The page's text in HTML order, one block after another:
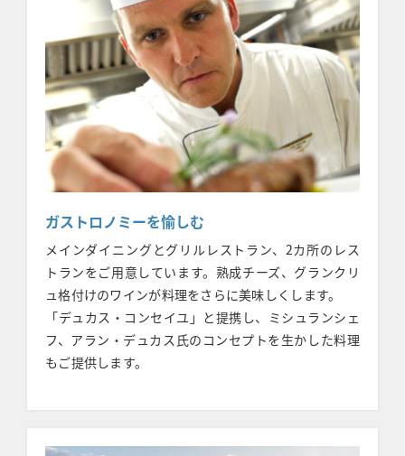
ガストロノミーを愉しむ
メインダイニングとグリルレストラン、2カ所のレス
トランをご用意しています。熟成チーズ、グランクリ
ュ格付けのワインが料理をさらに美味しくします。
「デュカス・コンセイユ」と提携し、ミシュランシェ
フ、アラン・デュカス氏のコンセプトを生かした料理
もご提供します。